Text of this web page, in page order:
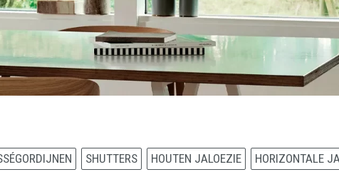
SHUTTERS HOUTEN JALOEZIE
HORIZONTALE